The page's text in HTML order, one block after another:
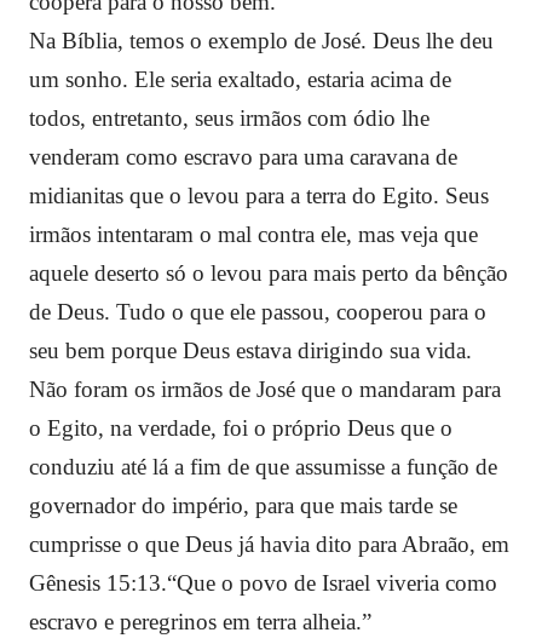
Na Bíblia, temos o exemplo de José. Deus lhe deu
um sonho. Ele seria exaltado, estaria acima de
todos, entretanto, seus irmãos com ódio lhe
venderam como escravo para uma caravana de
midianitas que o levou para a terra do Egito. Seus
irmãos intentaram o mal contra ele, mas veja que
aquele deserto só o levou para mais perto da bênção
de Deus. Tudo o que ele passou, cooperou para o
seu bem porque Deus estava dirigindo sua vida.
Não foram os irmãos de José que o mandaram para
o Egito, na verdade, foi o próprio Deus que o
conduziu até lá a fim de que assumisse a função de
governador do império, para que mais tarde se
cumprisse o que Deus já havia dito para Abraão, em
Gênesis 15:13.“Que o povo de Israel viveria como
escravo e peregrinos em terra alheia.”